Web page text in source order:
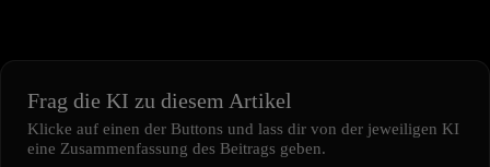
Frag die KI zu diesem Artikel
Klicke auf einen der Buttons und lass dir von der jeweiligen KI
eine Zusammenfassung des Beitrags geben.